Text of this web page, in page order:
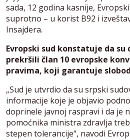
sada, 12 godina kasnije,
suprotno – u korist B92 i
Insajdera.
Evropski sud konstatuje da su
prekršili član 10 evropske
pravima, koji garantuje
„Sud je utvrdio da su srpski
informacije koje je objavio
doprinele javnoj raspravi i da je
pomoćnika ministra zdravlja
stepen tolerancije“, navodi